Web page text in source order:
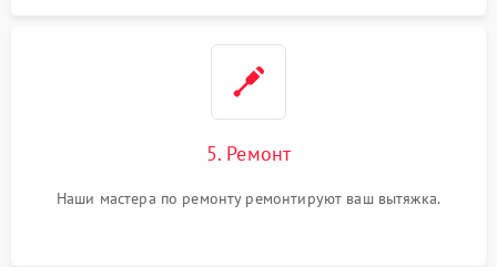
5. Ремонт
Наши мастера по ремонту ремонтируют ваш вытяжка.